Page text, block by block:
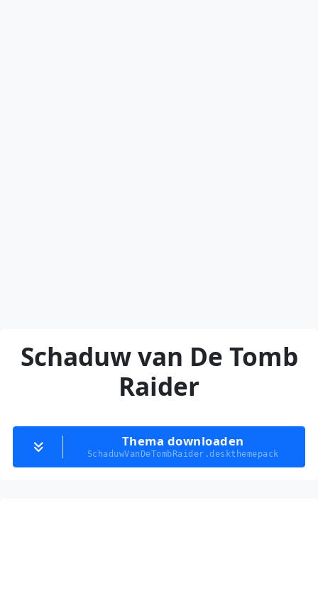
Schaduw van De Tomb
Raider
Thema downloaden
SchaduwVanDeTombRaider.deskthemepack